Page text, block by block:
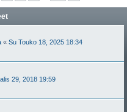
« Su Touko 18, 2025 18:34
29, 2018 19:59